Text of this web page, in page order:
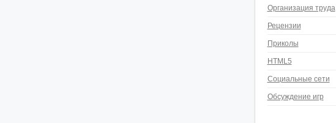
Организация труда
Рецензии
Приколы
HTML5
Социальные сети
Обсуждение игр